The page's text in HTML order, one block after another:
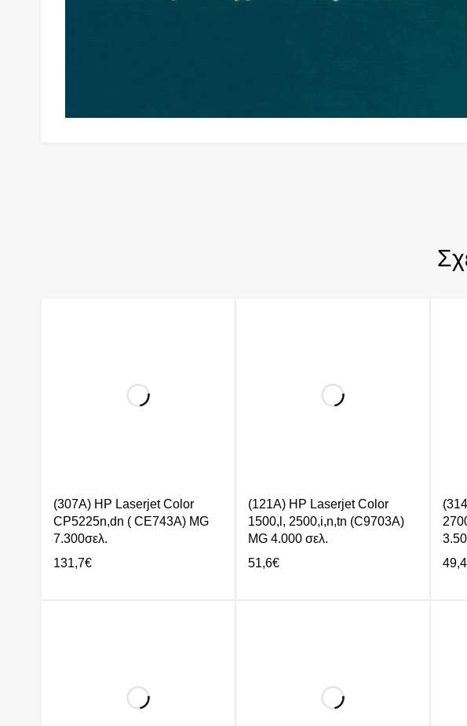
(307A) HP Laserjet Color
CP5225n,dn ( CE743A) MG
7.300σελ.
131,7€
(121A) HP Laserjet Color
1500,l, 2500,i,n,tn (C9703A)
MG 4.000 σελ.
51,6€
49,4